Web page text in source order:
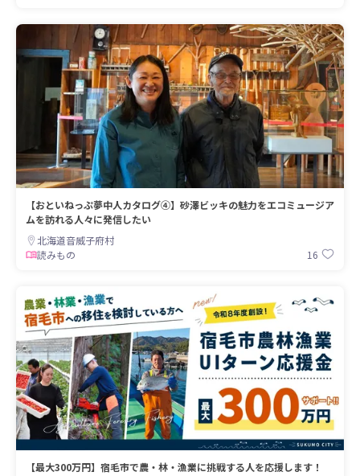
【おといねっぷ夢中人カタログ④】砂澤ビッキの魅力をエコミュージア
ムを訪れる人々に発信したい
北海道音威子府村
読みもの
16
【最大300万円】宿毛市で農・林・漁業に挑戦する人を応援します！